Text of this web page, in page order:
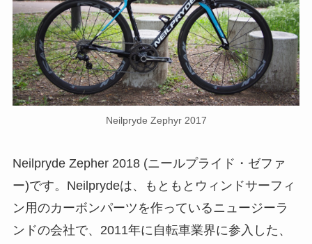
Neilpryde Zephyr 2017
Neilpryde Zepher 2018 (ニールプライド・ゼファ
ー)です。Neilprydeは、もともとウィンドサーフィ
ン用のカーボンパーツを作っているニュージーラ
ンドの会社で、2011年に自転車業界に参入した、